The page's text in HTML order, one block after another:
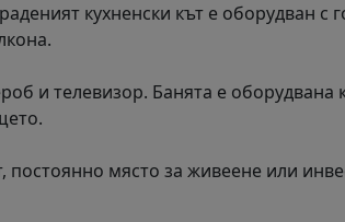
кухненски кът е оборудван с
и телевизор. Банята е
място за живеене или